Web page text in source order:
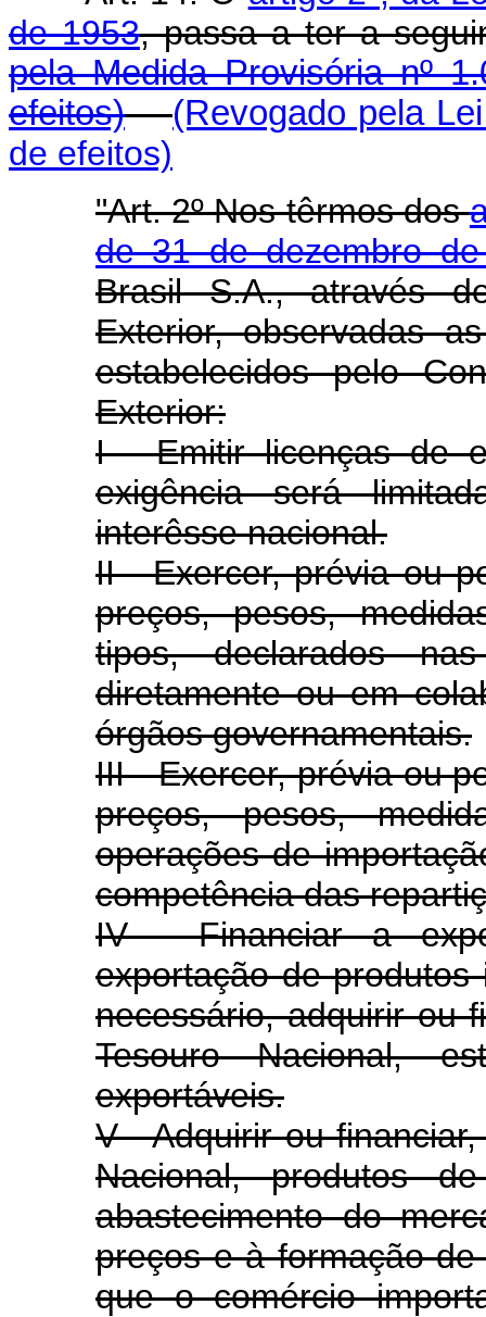
de 1953, passa a ter a
pela Medida Provisória nº
efeitos)
(Revogado pela
de efeitos)
"Art. 2º Nos têrmos dos
de 31 de dezembro
Brasil S.A., através
Exterior, observadas
estabelecidos pelo
Exterior:
I - Emitir licenças de
exigência será
interêsse nacional.
II - Exercer, prévia ou
preços, pesos,
tipos, declarados
diretamente ou em
órgãos governamentais.
III - Exercer, prévia ou
preços, pesos,
operações de
competência das
IV - Financiar a
exportação de
necessário, adquirir ou
Tesouro Nacional,
exportáveis.
V - Adquirir ou
Nacional, produtos
abastecimento do
preços e à formação
que o comércio